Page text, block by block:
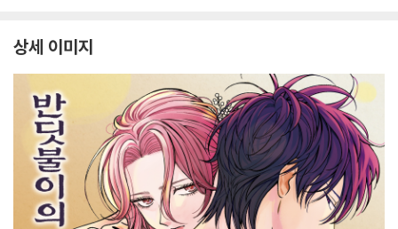
상세 이미지